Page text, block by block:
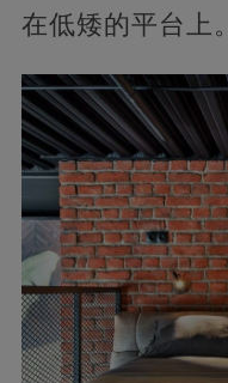
在低矮的平台上。